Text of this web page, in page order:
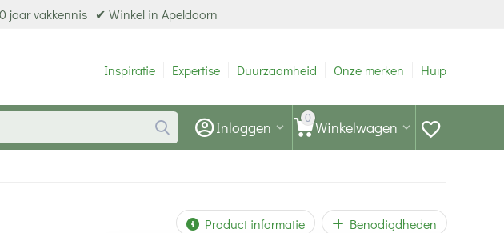
jaar vakkennis ✔ Winkel in Apeldoorn
Inspiratie Expertise Duurzaamheid Onze merken Hulp
0 Winkelwagen
Inloggen
Product informatie Benodigdheden